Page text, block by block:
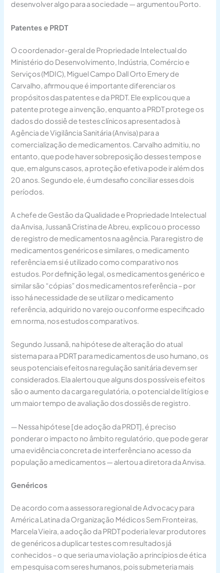
desenvolver algo para a sociedade — argumentou Porto.
Patentes e PRDT
O coordenador-geral de Propriedade Intelectual do
Ministério do Desenvolvimento, Indústria, Comércio e
Serviços (MDIC), Miguel Campo Dall Orto Emery de
Carvalho, afirmou que é importante diferenciar os
propósitos das patentes e da PRDT. Ele explicou que a
patente protege a invenção, enquanto a PRDT protege os
dados do dossiê de testes clínicos apresentados à
Agência de Vigilância Sanitária (Anvisa) para a
comercialização de medicamentos. Carvalho admitiu, no
entanto, que pode haver sobreposição desses tempos e
que, em alguns casos, a proteção efetiva pode ir além dos
20 anos. Segundo ele, é um desafio conciliar esses dois
períodos.
A chefe de Gestão da Qualidade e Propriedade Intelectual
da Anvisa, Jussanã Cristina de Abreu, explicou o processo
de registro de medicamentos na agência. Para registro de
medicamentos genéricos e similares, o medicamento
referência em si é utilizado como comparativo nos
estudos. Por definição legal, os medicamentos genérico e
similar são “cópias” dos medicamentos referência – por
isso há necessidade de se utilizar o medicamento
referência, adquirido no varejo ou conforme especificado
em norma, nos estudos comparativos.
Segundo Jussanã, na hipótese de alteração do atual
sistema para a PDRT para medicamentos de uso humano, os
seus potenciais efeitos na regulação sanitária devem ser
considerados. Ela alertou que alguns dos possíveis efeitos
são o aumento da carga regulatória, o potencial de litígios e
um maior tempo de avaliação dos dossiês de registro.
— Nessa hipótese [de adoção da PRDT], é preciso
ponderar o impacto no âmbito regulatório, que pode gerar
uma evidência concreta de interferência no acesso da
população a medicamentos — alertou a diretora da Anvisa.
Genéricos
De acordo com a assessora regional de Advocacy para
América Latina da Organização Médicos Sem Fronteiras,
Marcela Vieira, a adoção da PRDT poderia levar produtores
de genéricos a duplicar testes com resultados já
conhecidos – o que seria uma violação a princípios de ética
em pesquisa com seres humanos, pois submeteria mais